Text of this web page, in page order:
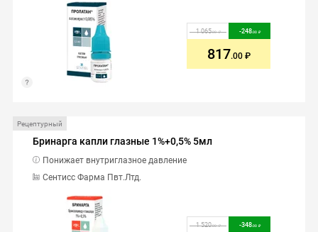
1 065.00 -248.00
817.00
Рецептурный
Бринарга капли глазные 1%+0,5% 5мл
Сентисс Фарма Пвт.Лтд.
Понижает внутриглазное давление
1 520.00 -348.00